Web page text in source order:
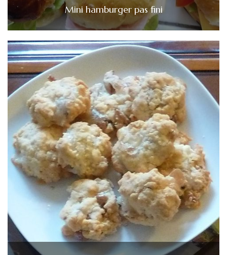
Mini hamburger pas fini